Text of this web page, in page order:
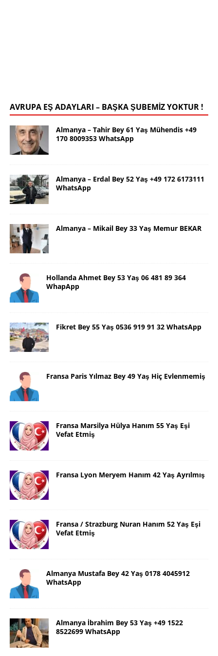
AVRUPA EŞ ADAYLARI – BAŞKA ŞUBEMİZ YOKTUR !
Almanya – Tahir Bey 61 Yaş Mühendis +49
170 8009353 WhatsApp
Almanya – Erdal Bey 52 Yaş +49 172 6173111
WhatsApp
Almanya – Mikail Bey 33 Yaş Memur BEKAR
Hollanda Ahmet Bey 53 Yaş 06 481 89 364
WhapApp
Fikret Bey 55 Yaş 0536 919 91 32 WhatsApp
Fransa Paris Yılmaz Bey 49 Yaş Hiç Evlenmemiş
Fransa Marsilya Hülya Hanım 55 Yaş Eşi
Vefat Etmiş
Fransa Lyon Meryem Hanım 42 Yaş Ayrılmış
Fransa / Strazburg Nuran Hanım 52 Yaş Eşi
Vefat Etmiş
Almanya Mustafa Bey 42 Yaş 0178 4045912
WhatsApp
Almanya İbrahim Bey 53 Yaş +49 1522
8522699 WhatsApp